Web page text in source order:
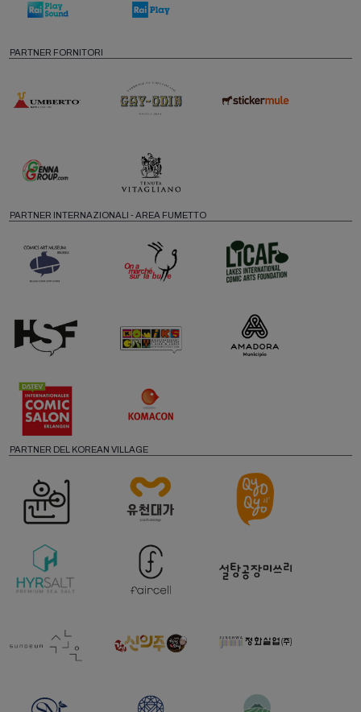
PARTNER FORNITORI
PARTNER INTERNAZIONALI - AREA FUMETTO
PARTNER DEL KOREAN VILLAGE